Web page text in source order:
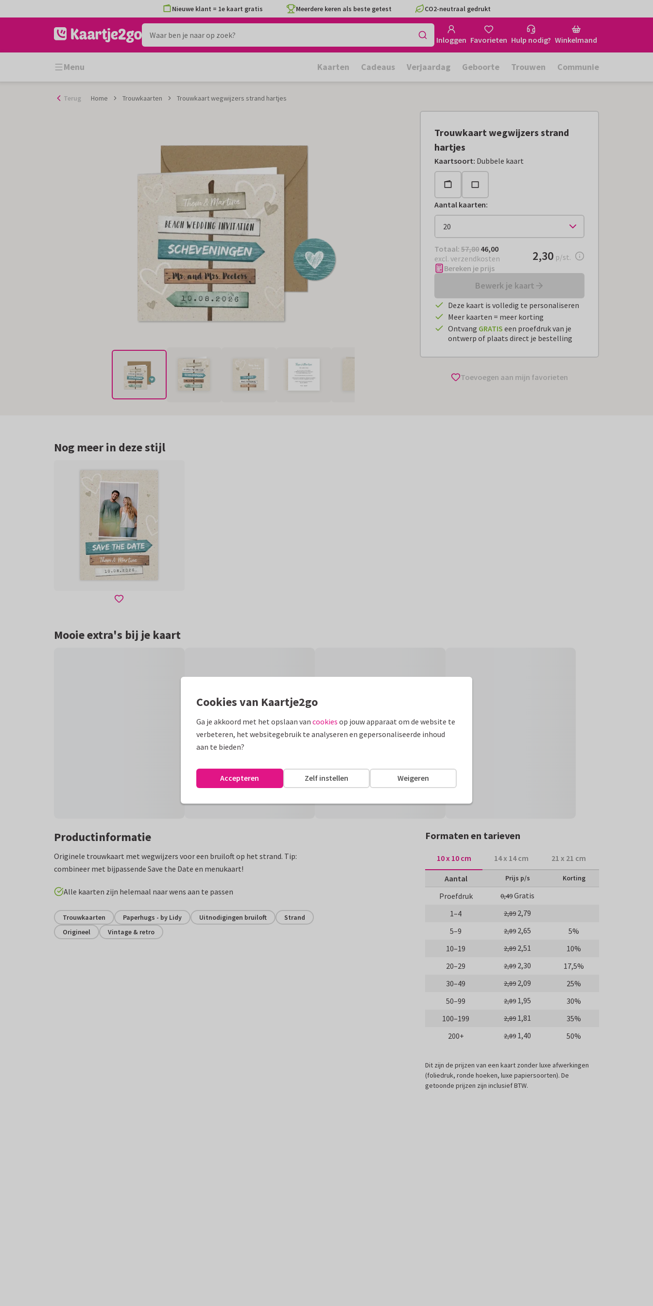
naar
Nieuwe klant = 1e kaart gratis Meerdere keren als beste getest CO2-neutraal gedrukt
Inloggen Favorieten Hulp nodig? Winkelmand
Menu Kaarten Cadeaus Verjaardag Geboorte Trouwen Communie
Terug Home Trouwkaarten Trouwkaart wegwijzers strand hartjes
Trouwkaart wegwijzers strand
hartjes
Kaartsoort: Dubbele kaart
Aantal kaarten:
Totaal: € 46,00
Totaal: 57,80 46,00
excl. verzendkosten
€ 2,30per stuk
2,30 p/st.
Bereken je prijs
Bewerk je kaart
Deze kaart is volledig te personaliseren
Meer kaarten = meer korting
Ontvang GRATIS een proefdruk van je
ontwerp of plaats direct je bestelling
Toevoegen aan mijn favorieten
Nog meer in deze stijl
Mooie extra's bij je kaart
Productinformatie
Originele trouwkaart met wegwijzers voor een bruiloft op het strand. Tip:
combineer met bijpassende Save the Date en menukaart!
Alle kaarten zijn helemaal naar wens aan te passen
Trouwkaarten Paperhugs - by Lidy Uitnodigingen bruiloft
Strand
Origineel
Vintage & retro
Formaten en tarieven
10 x 10 cm 14 x 14 cm 21 x 21 cm
Aantal Prijs p/s Korting
Proefdruk 0,49Gratis
1–4
2,89 2,79
5–9
2,89 2,65
5%
10–19
2,89 2,51
10%
20–29
2,89 2,30
17,5%
30–49
2,89 2,09
25%
50–99
2,89 1,95
30%
100–199
2,89 1,81
35%
200+
2,89 1,40 50%
Dit zijn de prijzen van een kaart zonder luxe afwerkingen
(foliedruk, ronde hoeken, luxe papiersoorten). De
getoonde prijzen zijn inclusief BTW.
Cookies van Kaartje2go
Ga je akkoord met het opslaan van cookies op jouw apparaat om de website te
verbeteren, het websitegebruik te analyseren en gepersonaliseerde inhoud
aan te bieden?
Weigeren
Zelf instellen
Accepteren